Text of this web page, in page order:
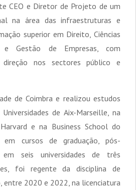
CEO e Diretor de Projeto de um
na área das infraestruturas e
superior em Direito, Ciências
e Gestão de Empresas, com
nos sectores público e
de Coimbra e realizou estudos
de Aix-Marseille, na
e na Business School do
em cursos de graduação, pós-
seis universidades de três
foi regente da disciplina de
entre 2020 e 2022, na licenciatura